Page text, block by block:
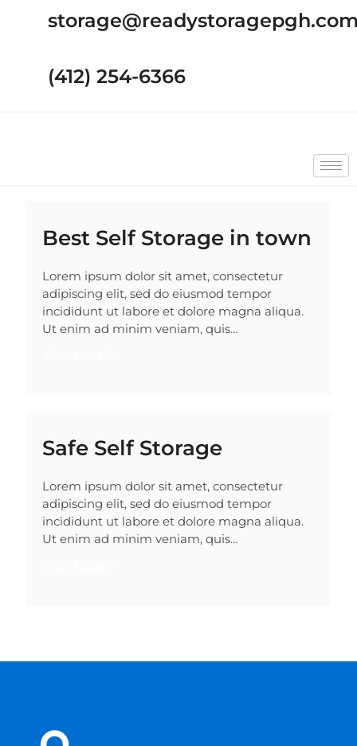
(412) 254-6366
Best Self Storage in town
Lorem ipsum dolor sit amet, consectetur
adipiscing elit, sed do eiusmod tempor
incididunt ut labore et dolore magna aliqua.
Ut enim ad minim veniam, quis…
Safe Self Storage
Lorem ipsum dolor sit amet, consectetur
adipiscing elit, sed do eiusmod tempor
incididunt ut labore et dolore magna aliqua.
Ut enim ad minim veniam, quis…